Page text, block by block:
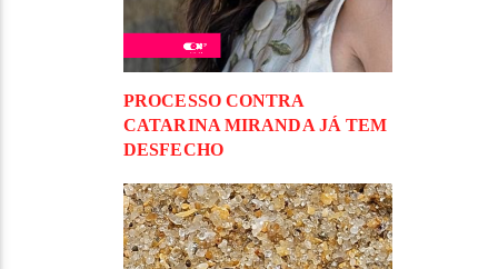
PROCESSO CONTRA
CATARINA MIRANDA JÁ TEM
DESFECHO